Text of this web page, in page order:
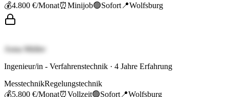
💰4.800 €/Monat⏰Minijob🟢Sofort 📍Wolfsburg
Anna Müller
Ingenieur/in - Verfahrenstechnik · 4 Jahre Erfahrung
MesstechnikRegelungstechnik
💰5.800 €/Monat⏰Vollzeit🟢Sofort 📍Wolfsburg